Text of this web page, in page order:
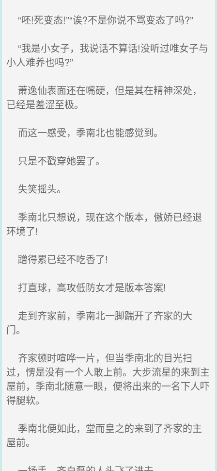
“呸!死变态!”“诶?不是你说不骂变态了吗?”
“我是小女子，我说话不算话!没听过唯女子与
小人难养也吗?”
萧逸仙表面还在嘴硬，但是其在精神深处，
已经是羞涩至极。
而这一感受，季南北也能感觉到。
只是不戳穿她罢了。
失笑摇头。
季南北只想说，现在这个版本，傲娇已经退
环境了!
蹭得累已经不吃香了!
打直球，高攻低防女才是版本答案!
走到齐家前，季南北一脚踹开了齐家的大
门。
齐家顿时喧哗一片，但当季南北的目光扫
过，愣是没有一个人敢上前。大步流星的来到主
屋前，季南北随意一眼，便将出来的一名下人吓
得腿软。
季南北便如此，堂而皇之的来到了齐家的主
屋前。